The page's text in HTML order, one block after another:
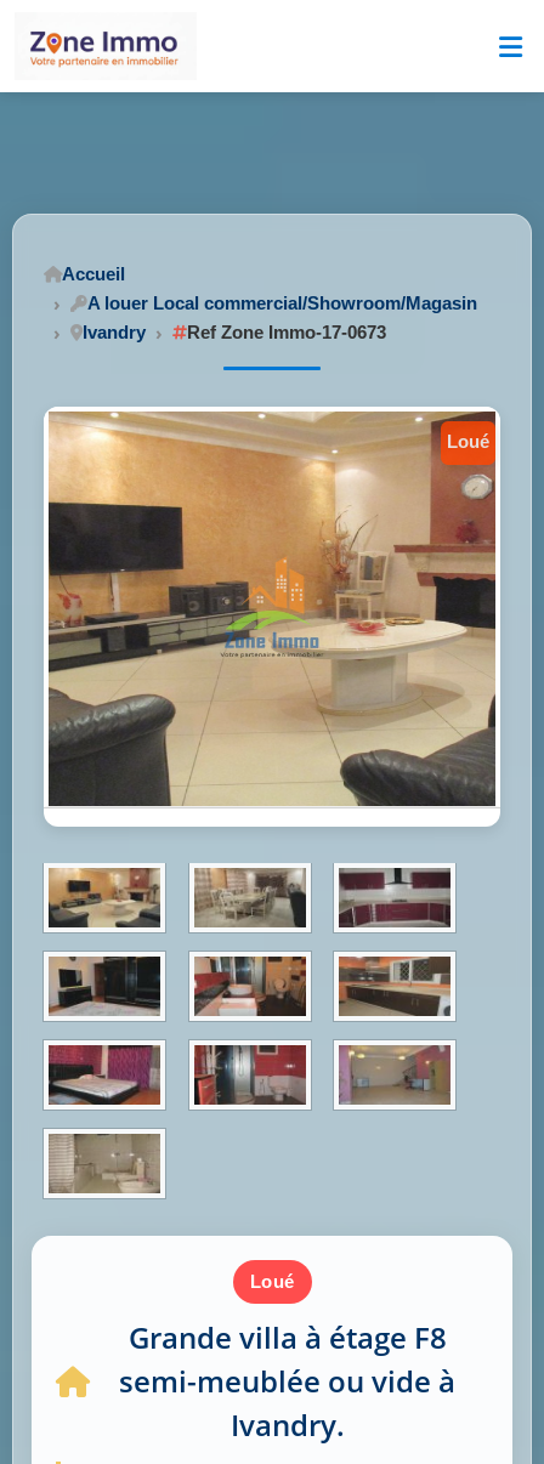
Accueil
A louer Local commercial/Showroom/Magasin
Ivandry
Ref Zone Immo-17-0673
loué
loué
Grande villa à étage F8
semi-meublée ou vide à
Ivandry.